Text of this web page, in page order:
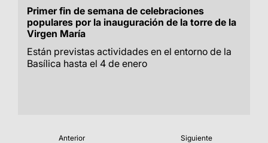
Primer fin de semana de celebraciones
populares por la inauguración de la torre de la
Virgen María
Están previstas actividades en el entorno de la
Basílica hasta el 4 de enero
Anterior Siguiente